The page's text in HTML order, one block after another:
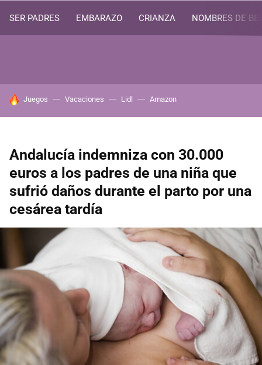
SER PADRES EMBARAZO CRIANZA NOMBRES DE
HOY SE HABLA DE
Juegos Vacaciones Lidl Amazon
Andalucía indemniza con 30.000
euros a los padres de una niña que
sufrió daños durante el parto por una
cesárea tardía